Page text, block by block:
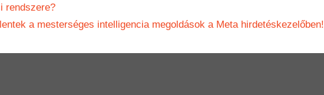
rendszere?
a mesterséges intelligencia megoldások a Meta hirdetéskezelőben!